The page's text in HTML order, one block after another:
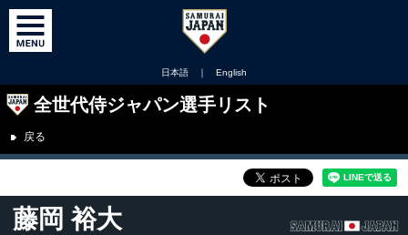
日本語 ｜ English
全世代侍ジャパン選手リスト
戻る
藤岡 裕大